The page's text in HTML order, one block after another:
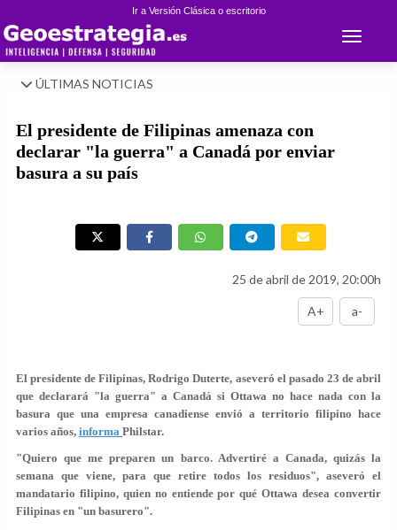
Ir a Versión Clásica o escritorio
Toggle
ÚLTIMAS NOTICIAS
El presidente de Filipinas amenaza con
declarar "la guerra" a Canadá por enviar
basura a su país
25 de abril de 2019, 20:00h
A+ a-
El presidente de Filipinas, Rodrigo Duterte, aseveró el pasado 23 de abril
que declarará "la guerra" a Canadá si Ottawa no hace nada con la
basura que una empresa canadiense envió a territorio filipino hace
varios años, informa Philstar.
"Quiero que me preparen un barco. Advertiré a Canada, quizás la
semana que viene, para que retire todos los residuos", aseveró el
mandatario filipino, quien no entiende por qué Ottawa desea convertir
Filipinas en "un basurero".